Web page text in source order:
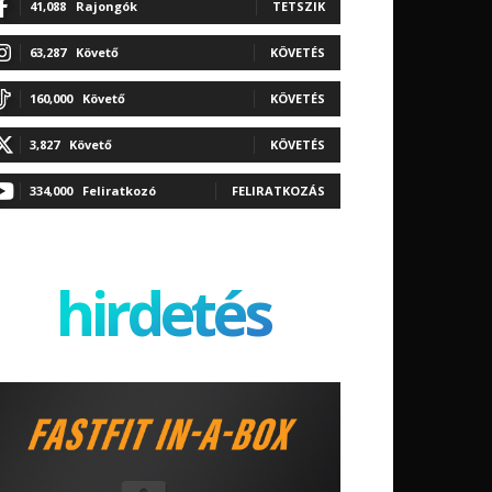
41,088 Rajongók TETSZIK
63,287 Követő KÖVETÉS
160,000 Követő KÖVETÉS
3,827 Követő KÖVETÉS
334,000 Feliratkozó FELIRATKOZÁS
hirdetés